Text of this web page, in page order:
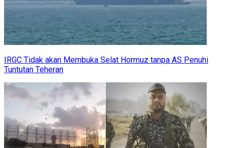
IRGC Tidak akan Membuka Selat Hormuz tanpa AS Penuhi
Tuntutan Teheran